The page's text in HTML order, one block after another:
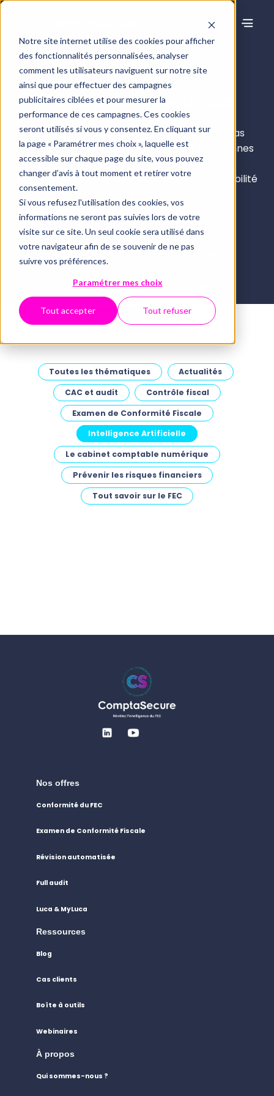
Notre site internet utilise des cookies pour afficher
des fonctionnalités personnalisées, analyser
comment les utilisateurs naviguent sur notre site
ainsi que pour effectuer des campagnes
publicitaires ciblées et pour mesurer la
performance de ces campagnes. Ces cookies
seront utilisés si vous y consentez. En cliquant sur
la page « Paramétrer mes choix », laquelle est
accessible sur chaque page du site, vous pouvez
changer d’avis à tout moment et retirer votre
consentement.
Si vous refusez l'utilisation des cookies, vos
informations ne seront pas suivies lors de votre
visite sur ce site. Un seul cookie sera utilisé dans
votre navigateur afin de se souvenir de ne pas
suivre vos préférences.
Paramétrer mes choix
Tout accepter Tout refuser
Centre de ressources
Articles de blog, webinaires, livres blancs, cas
clients… découvrez tous nos conseils, nos bonnes
pratiques
et nos retours d’expérience pour une comptabilité
Tous les contenus Articles
Boîte à outils
Webinaires
Toutes les thématiques
Actualités
CAC et audit
Contrôle fiscal
Examen de Conformité Fiscale
Intelligence Artificielle
Le cabinet comptable numérique
Prévenir les risques financiers
Tout savoir sur le FEC
Nos offres
Conformité du FEC
Examen de Conformité Fiscale
Révision automatisée
Full audit
Luca & MyLuca
Ressources
Blog
Cas clients
Boîte à outils
Webinaires
À propos
Qui sommes-nous ?